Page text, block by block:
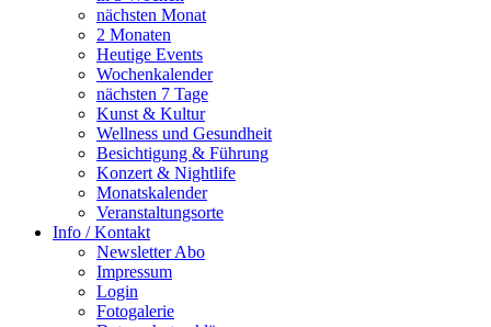
nächsten Monat
2 Monaten
Heutige Events
Wochenkalender
nächsten 7 Tage
Kunst & Kultur
Wellness und Gesundheit
Besichtigung & Führung
Konzert & Nightlife
Monatskalender
Veranstaltungsorte
Info / Kontakt
Newsletter Abo
Impressum
Login
Fotogalerie